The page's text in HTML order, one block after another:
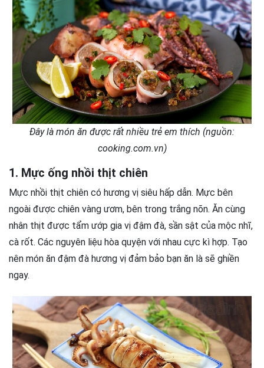
Đây là món ăn được rất nhiều trẻ em thích (nguồn:
cooking.com.vn)
1. Mực ống nhồi thịt chiên
Mực nhồi thịt chiên có hương vị siêu hấp dẫn. Mực bên
ngoài được chiên vàng ươm, bên trong trắng nõn. Ăn cùng
nhân thịt được tẩm ướp gia vị đậm đà, sần sật của mộc nhĩ,
cà rốt. Các nguyên liệu hòa quyện với nhau cực kì hợp. Tạo
nên món ăn đậm đà hương vị đảm bảo bạn ăn là sẽ ghiền
ngay.